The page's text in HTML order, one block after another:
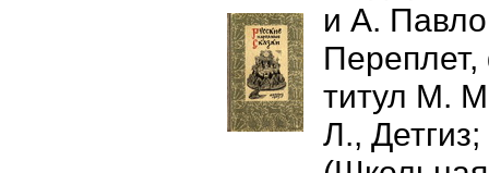
и А.
титул М.
Л.,